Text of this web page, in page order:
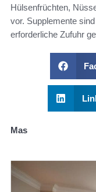
Hülsenfrüchten,
vor. Supplemente
erforderliche Zufuhr
Mas